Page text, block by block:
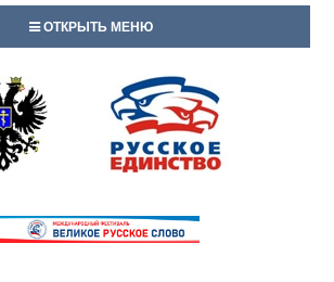
ОТКРЫТЬ МЕНЮ